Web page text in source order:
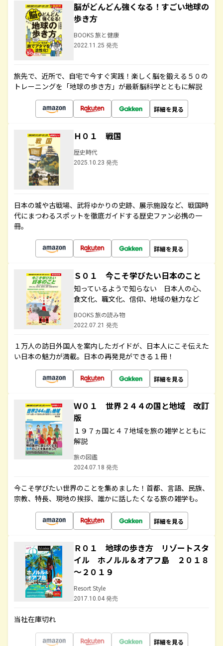
脳がどんどん強くなる！すごい地球の
歩き方
BOOKS 旅と健康
2022.11.25 発売
旅先で、近所で、自宅で今すぐ実践！楽しく脳を鍛える５０の
トレーニングを「地球の歩き方」が最新脳科学とともに解説
詳細を見る
Ｈ０１ 戦国
歴史時代
2025.10.23 発売
日本の城や古戦場、武将ゆかりの史跡、展示施設など、戦国時
代にまつわるスポットを徹底ガイドする歴史ファン必携の一
冊。
詳細を見る
Ｓ０１ 今こそ学びたい日本のこと
知っているようで知らない 日本人の心、
食文化、職文化、信仰、地域の魅力など
BOOKS 旅の読み物
2022.07.21 発売
１万人の訪日外国人を案内したガイドが、日本人にこそ伝えた
い日本の魅力が満載。日本の再発見ができる１冊！
詳細を見る
Ｗ０１ 世界２４４の国と地域 改訂
版
１９７ヵ国と４７地域を旅の雑学とともに
解説
旅の図鑑
2024.07.18 発売
今こそ学びたい世界のことを集めました！首都、言語、民族、
宗教、特長、現地の挨拶、誰かに話したくなる旅の雑学も。
詳細を見る
Ｒ０１ 地球の歩き方 リゾートスタ
イル ホノルル＆オアフ島 ２０１８
～２０１９
Resort Style
2017.10.04 発売
当社在庫切れ
詳細を見る